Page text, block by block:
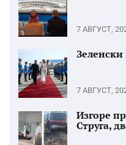
7 АВГУСТ,
7 АВГУСТ,
Изгоре
Струга,